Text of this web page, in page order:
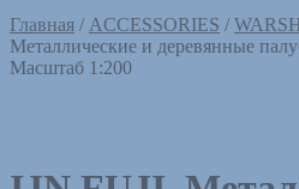
Главная / ACCESSORIES /
Металлические и деревянные
Масштаб 1:200